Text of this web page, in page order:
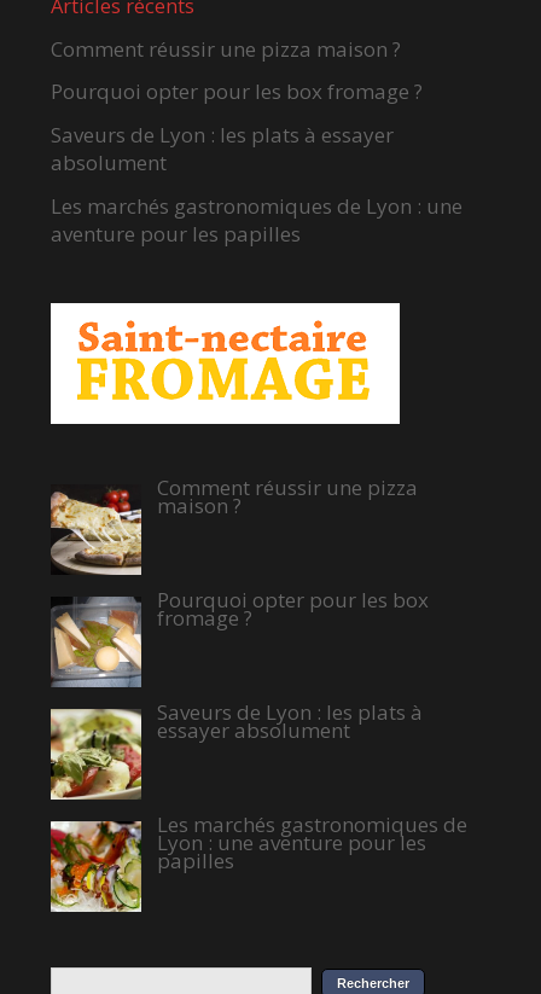
Articles récents
Comment réussir une pizza maison ?
Pourquoi opter pour les box fromage ?
Saveurs de Lyon : les plats à essayer
absolument
Les marchés gastronomiques de Lyon : une
aventure pour les papilles
Comment réussir une pizza
maison ?
Pourquoi opter pour les box
fromage ?
Saveurs de Lyon : les plats à
essayer absolument
Les marchés gastronomiques de
Lyon : une aventure pour les
papilles